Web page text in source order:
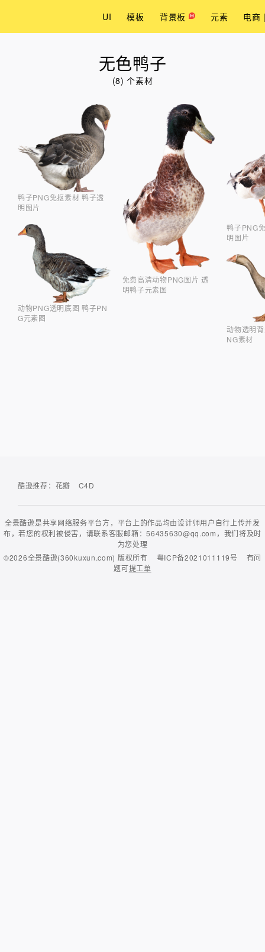
UI 模板 背景板 元素 电商
无色鸭子
(8) 个素材
鸭子PNG免抠素材 鸭子透
明图片
动物PNG透明底图 鸭子PN
G元素图
免费高清动物PNG图片 透
明鸭子元素图
鸭子PNG
明图片
动物透明
NG素材
酷逊推荐： 花瓣 C4D
全景酷逊是共享网络服务平台方，平台上的作品均由设计师用户自行上传并发
布，若您的权利被侵害，请联系客服邮箱：56435630@qq.com，我们将及时
为您处理
©2026全景酷逊(360kuxun.com) 版权所有 粤ICP备2021011119号
有问
题可提工单